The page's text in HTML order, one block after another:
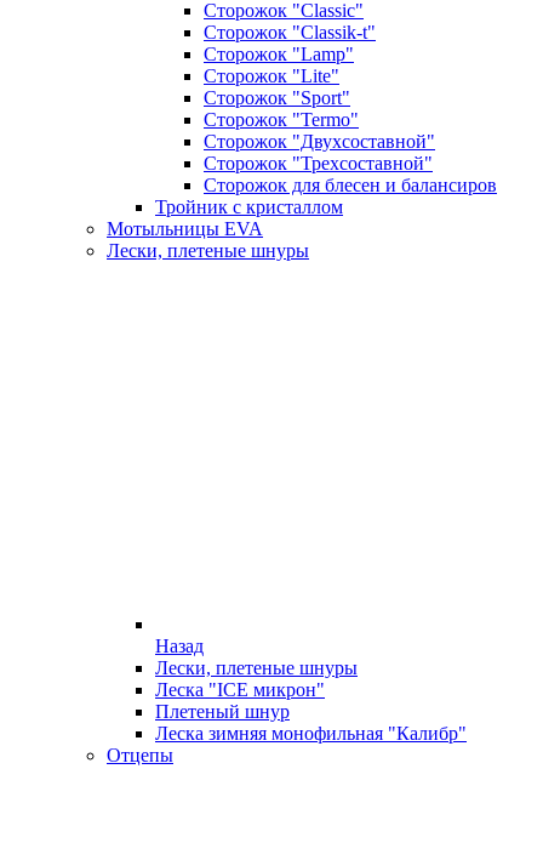
Сторожок "Classic"
Сторожок "Classik-t"
Сторожок "Lamp"
Сторожок "Lite"
Сторожок "Sport"
Сторожок "Termo"
Сторожок "Двухсоставной"
Сторожок "Трехсоставной"
Сторожок для блесен и балансиров
Тройник с кристаллом
Мотыльницы EVA
Лески, плетеные шнуры
Назад
Лески, плетеные шнуры
Леска "ICE микрон"
Плетеный шнур
Леска зимняя монофильная "Калибр"
Отцепы